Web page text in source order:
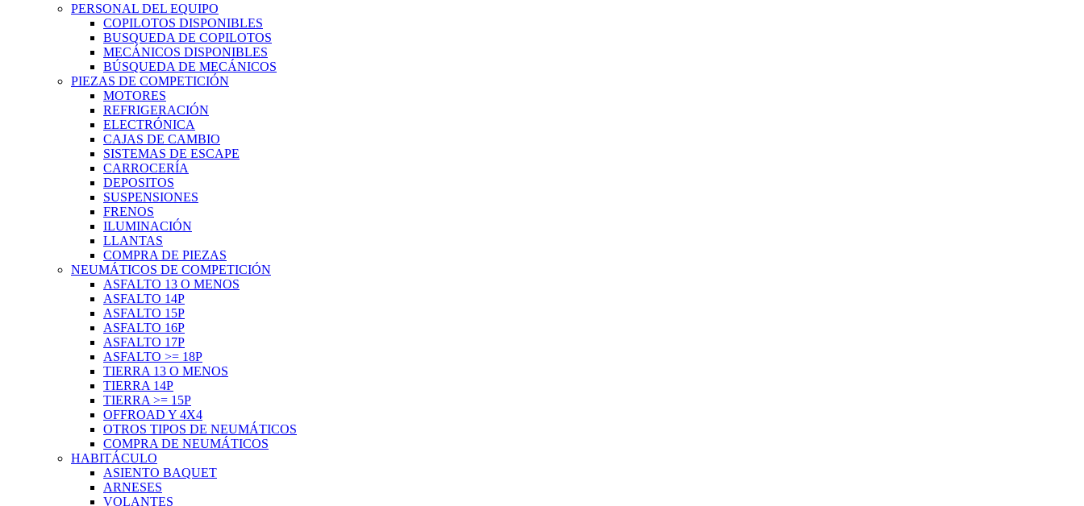
PERSONAL DEL EQUIPO
COPILOTOS DISPONIBLES
BUSQUEDA DE COPILOTOS
MECÁNICOS DISPONIBLES
BÚSQUEDA DE MECÁNICOS
PIEZAS DE COMPETICIÓN
MOTORES
REFRIGERACIÓN
ELECTRÓNICA
CAJAS DE CAMBIO
SISTEMAS DE ESCAPE
CARROCERÍA
DEPOSITOS
SUSPENSIONES
FRENOS
ILUMINACIÓN
LLANTAS
COMPRA DE PIEZAS
NEUMÁTICOS DE COMPETICIÓN
ASFALTO 13 O MENOS
ASFALTO 14P
ASFALTO 15P
ASFALTO 16P
ASFALTO 17P
ASFALTO >= 18P
TIERRA 13 O MENOS
TIERRA 14P
TIERRA >= 15P
OFFROAD Y 4X4
OTROS TIPOS DE NEUMÁTICOS
COMPRA DE NEUMÁTICOS
HABITÁCULO
ASIENTO BAQUET
ARNESES
VOLANTES